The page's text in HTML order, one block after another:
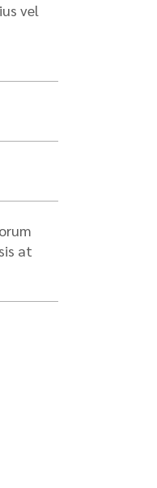
vel
at